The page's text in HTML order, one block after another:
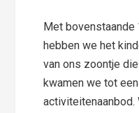
Met bovenstaande
hebben we het
van ons zoontje
kwamen we tot
activiteitenaanbod.